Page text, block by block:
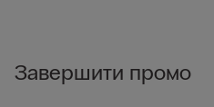
Завершити промо